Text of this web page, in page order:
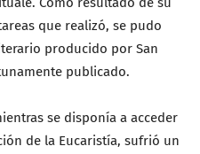
que realizó, se pudo
producido por San
publicado.
se disponía a acceder
de la Eucaristía, sufrió un